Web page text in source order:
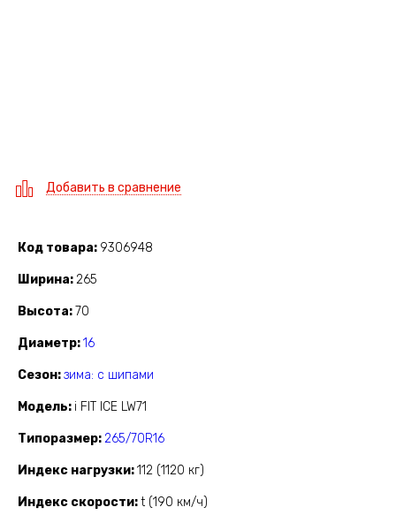
Добавить в сравнение
Код товара 9306948
Ширина 265
Высота 70
Диаметр 16
Сезон зима: с шипами
Модель i FIT ICE LW71
Типоразмер 265/70R16
Индекс нагрузки 112 (1120 кг)
Индекс скорости t (190 км/ч)